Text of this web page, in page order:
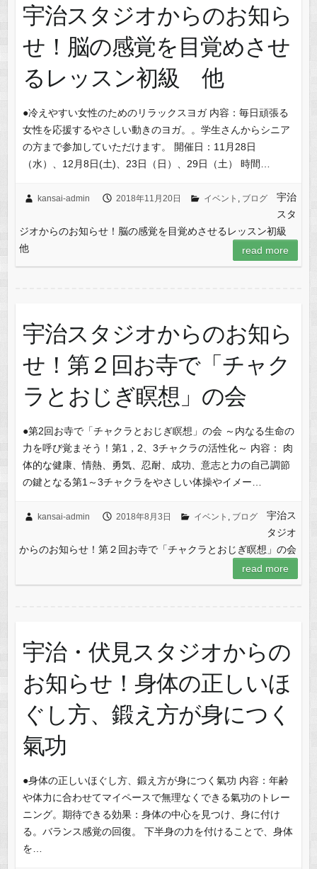
宇治スタジオからのお知ら
せ！脳の感覚を目覚めさせ
るレッスン初級 他
●冷えやすい女性のためのリラックスヨガ 内容：毎日頑張る
女性を応援するやさしい動きのヨガ。。学生さんからシニア
の方まで参加していただけます。 開催日：11月28日
（水）、12月8日(土)、23日（日）、29日（土） 時間…
kansai-admin 2018年11月20日 イベント ブログ
宇治
スタ
ジオからのお知らせ！脳の感覚を目覚めさせるレッスン初級
他
read more
宇治スタジオからのお知ら
せ！第２回お寺で「チャク
ラとおじぎ瞑想」の会
●第2回お寺で「チャクラとおじぎ瞑想」の会 ～内なる生命の
力を呼び覚まそう！第1，2、3チャクラの活性化～ 内容： 肉
体的な健康、情熱、勇気、忍耐、成功、意志と力の自己調節
の鍵となる第1～3チャクラをやさしい体操やイメー…
kansai-admin 2018年8月3日 イベント ブログ
宇治ス
タジオ
からのお知らせ！第２回お寺で「チャクラとおじぎ瞑想」の会
read more
宇治・伏見スタジオからの
お知らせ！身体の正しいほ
ぐし方、鍛え方が身につく
氣功
●身体の正しいほぐし方、鍛え方が身につく氣功 内容：年齢
や体力に合わせてマイペースで無理なくできる氣功のトレー
ニング。期待できる効果：身体の中心を見つけ、身に付け
る。バランス感覚の回復。 下半身の力を付けることで、身体
を…